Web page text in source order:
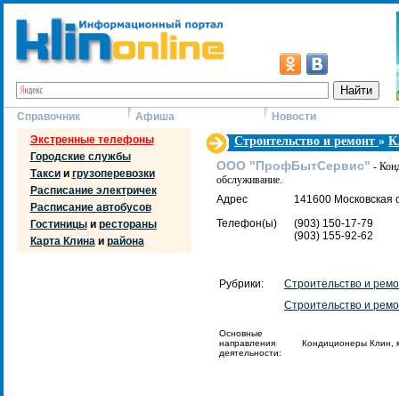
Справочник Афиша
Новости
Экстренные телефоны
Городские службы
Таксии грузоперевозки
Расписание электричек
Расписание автобусов
Гостиницыи рестораны
Карта Клинаи района
Строительство и ремонт »
ООО "ПрофБытСервис" -
обслуживание.
Адрес
141600 Московская
Телефон(ы)
(903) 150-17-79
(903) 155-92-62
Рубрики:
Строительство и
Строительство и
Основные
направления
деятельности:
Кондиционеры Клин,